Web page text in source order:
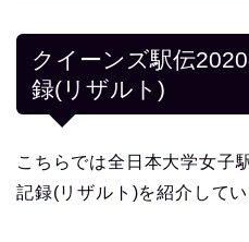
クイーンズ駅伝
録(リザルト)
こちらでは全日本大学女子
記録(リザルト)を紹介してい